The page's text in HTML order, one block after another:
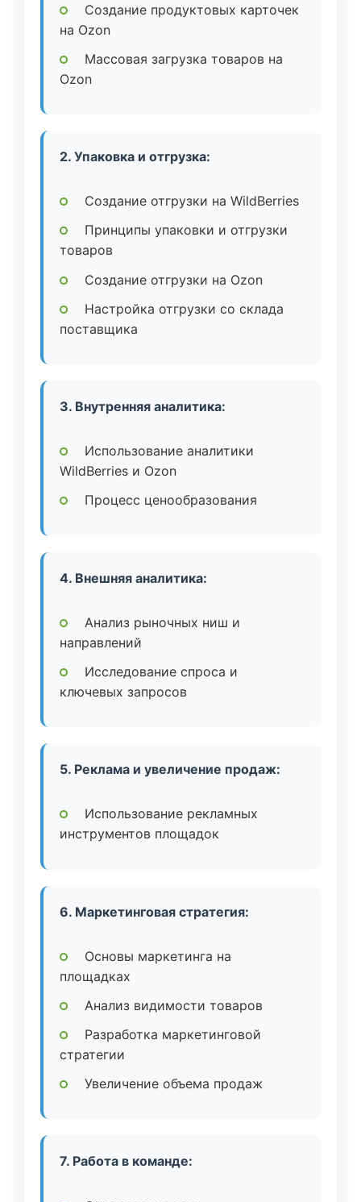
Создание продуктовых карточек
на Ozon
Массовая загрузка товаров на
Ozon
2. Упаковка и отгрузка:
Создание отгрузки на WildBerries
Принципы упаковки и отгрузки
товаров
Создание отгрузки на Ozon
Настройка отгрузки со склада
поставщика
3. Внутренняя аналитика:
Использование аналитики
WildBerries и Ozon
Процесс ценообразования
4. Внешняя аналитика:
Анализ рыночных ниш и
направлений
Исследование спроса и
ключевых запросов
5. Реклама и увеличение продаж:
Использование рекламных
инструментов площадок
6. Маркетинговая стратегия:
Основы маркетинга на
площадках
Анализ видимости товаров
Разработка маркетинговой
стратегии
Увеличение объема продаж
7. Работа в команде: